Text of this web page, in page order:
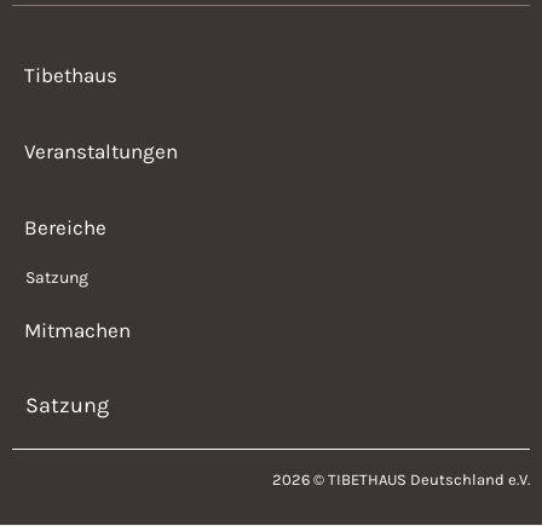
Tibethaus
Veranstaltungen
Bereiche
Satzung
Mitmachen
Satzung
2026 © TIBETHAUS Deutschland e.V.